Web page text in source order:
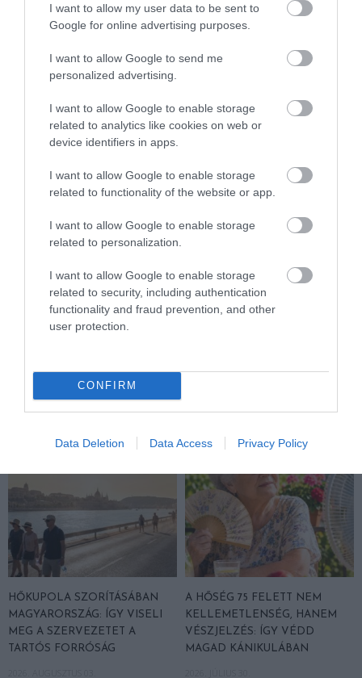
I want to allow my user data to be sent to
Google for online advertising purposes.
I want to allow Google to send me
personalized advertising.
I want to allow Google to enable storage
related to analytics like cookies on web or
device identifiers in apps.
I want to allow Google to enable storage
related to functionality of the website or app.
I want to allow Google to enable storage
related to personalization.
I want to allow Google to enable storage
related to security, including authentication
functionality and fraud prevention, and other
user protection.
CONFIRM
Data Deletion Data Access Privacy Policy
BETEGSÉGMEGELŐZÉS OLTÁS VÉDŐOLTÁS
MIT EGYÜNK, HA 70 FELETT IS
SZERETNÉNK ÖNÁLLÓAN
MENNI A PIACRA?
LEKÓKAD A MUSKÁTLI? NE TE
TÉR
HŐKUPOLA SZORÍTÁSÁBAN
MAGYARORSZÁG: ÍGY VISELI
MEG A SZERVEZETET A
TARTÓS FORRÓSÁG
A HŐSÉG 75 FELETT NEM
KELLEMETLENSÉG, HANEM
VÉSZJELZÉS: ÍGY VÉDD
MAGAD KÁNIKULÁBAN